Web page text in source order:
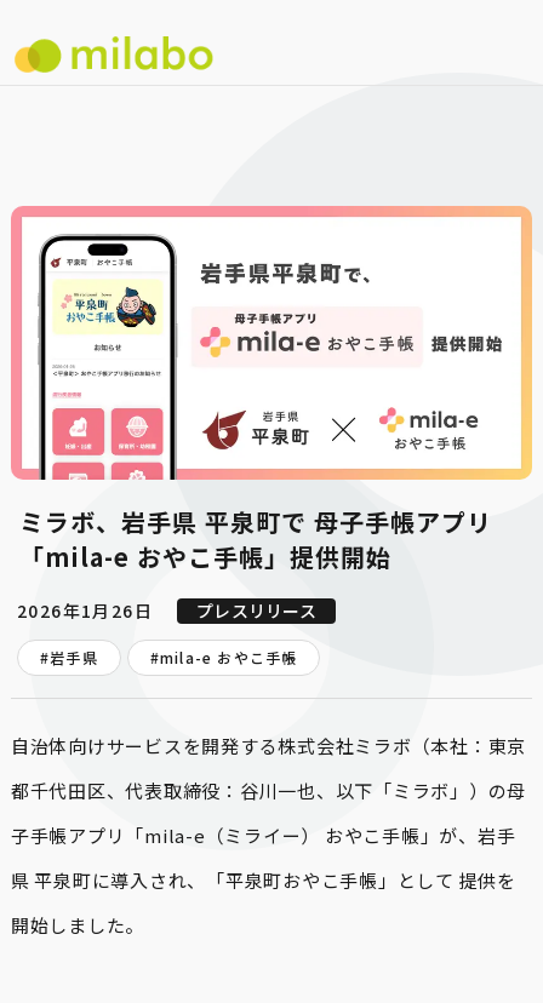
ミラボ、岩手県 平泉町で 母子手帳アプリ
「mila-e おやこ手帳」提供開始
2026年1月26日 プレスリリース
#岩手県 #mila-e おやこ手帳
自治体向けサービスを開発する株式会社ミラボ（本社：東京
都千代田区、代表取締役：谷川一也、以下「ミラボ」）の母
子手帳アプリ「mila-e（ミライー） おやこ手帳」が、岩手
県 平泉町に導入され、「平泉町おやこ手帳」として 提供を
開始しました。